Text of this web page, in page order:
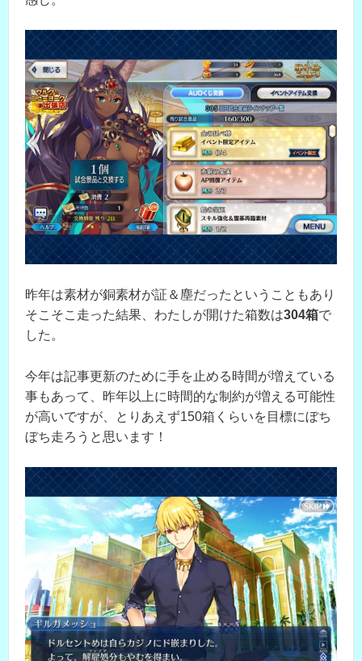
昨年は素材が銅素材が証＆塵だったということもあり
そこそこ走った結果、わたしが開けた箱数は304箱で
した。
今年は記事更新のために手を止める時間が増えている
事もあって、昨年以上に時間的な制約が増える可能性
が高いですが、とりあえず150箱くらいを目標にぼち
ぼち走ろうと思います！